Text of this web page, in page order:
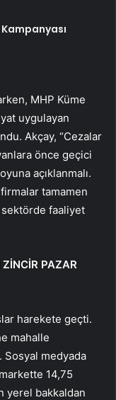
MHP Küme
uygulayan
Akçay, “Cezalar
önce geçici
açıklanmalı.
tamamen
sektörde faaliyet
PAZAR
harekete geçti.
mahalle
Sosyal medyada
14,75
yerel bakkaldan